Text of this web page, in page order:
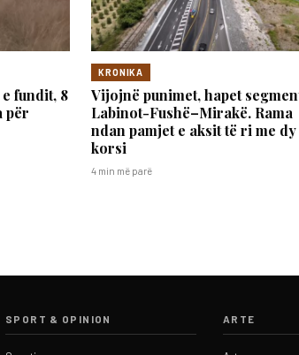
fundit, 8
për
KRONIKA
Vijojnë punimet, hapet
Labinot-Fushë–Mirakë. Rama
ndan pamjet e aksit të ri me dy
korsi
4 min më parë
SPORT & OPINION ARTE